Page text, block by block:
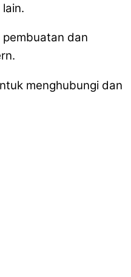
dan
menghubungi dan